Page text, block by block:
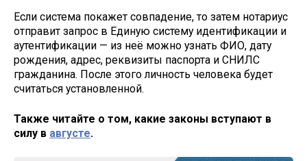
Если система покажет совпадение, то затем нотариус
отправит запрос в Единую систему идентификации и
аутентификации — из неё можно узнать ФИО, дату
рождения, адрес, реквизиты паспорта и СНИЛС
гражданина. После этого личность человека будет
считаться установленной.
Также читайте о том, какие законы вступают в
силу в августе.